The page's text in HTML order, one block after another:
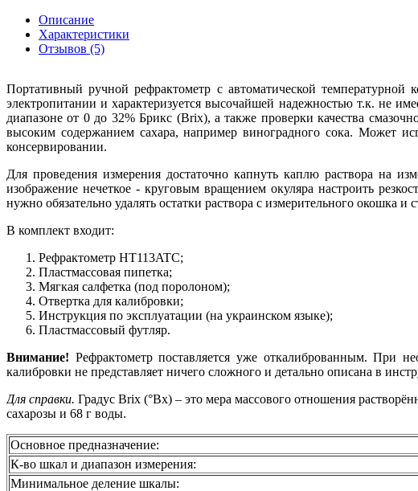
Описание
Характеристики
Отзывов (5)
Портативный ручной рефрактометр с автоматической
электропитании и характеризуется высочайшей надежностью т.к. не
диапазоне от 0 до 32% Брикс (Brix), а также проверки качества
высоким содержанием сахара, например виноградного сока. Может
консервировании.
Для проведения измерения достаточно капнуть каплю раствора на
изображение нечеткое - круговым вращением окуляра настроить
нужно обязательно удалять остатки раствора с измерительного окошка и
В комплект входит:
Рефрактометр HT113ATC;
Пластмассовая пипетка;
Мягкая салфетка (под поролоном);
Отвертка для калибровки;
Инструкция по эксплуатации (на украинском языке);
Пластмассовый футляр.
Внимание! Рефрактометр поставляется уже откалиброванным. При
калибровки не представляет ничего сложного и детально описана в
Для справки. Градус Brix (°Bx) – это мера массового отношения
сахарозы и 68 г воды.
Основное предназначение:
К-во шкал и диапазон измерения:
Минимальное деление шкалы: